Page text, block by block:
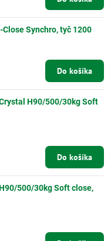
Synchro, tyč 1200
Do košíka
H90/500/30kg Soft
Do košíka
500/30kg Soft close,